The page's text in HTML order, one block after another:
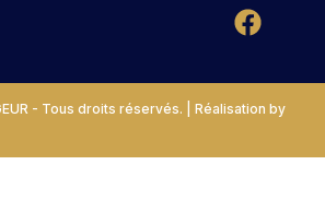
- Tous droits réservés. | Réalisation by